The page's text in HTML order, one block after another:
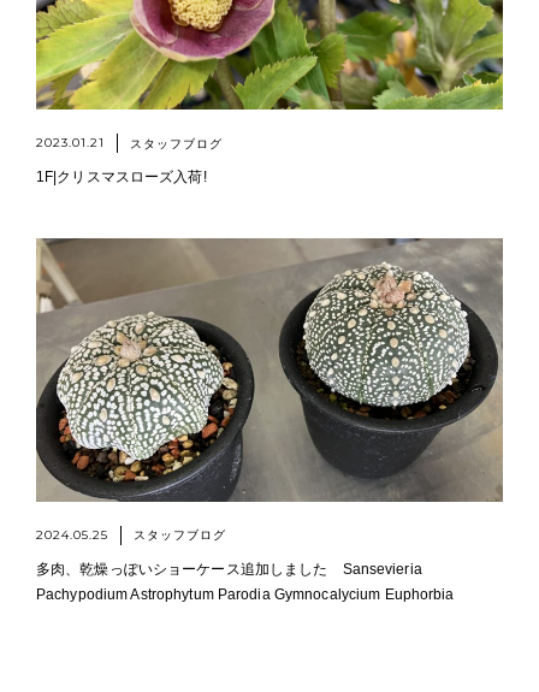
2023.01.21 スタッフブログ
1F|クリスマスローズ入荷!
2024.05.25 スタッフブログ
多肉、乾燥っぽいショーケース追加しました Sansevieria
Pachypodium Astrophytum Parodia Gymnocalycium Euphorbia